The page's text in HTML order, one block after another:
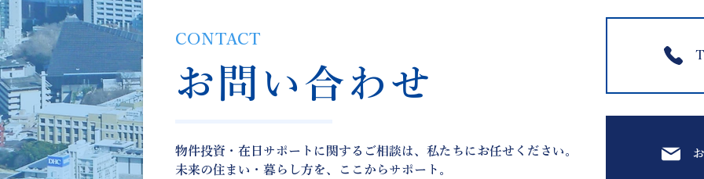
CONTACT
お問い合わせ
物件投資・在日サポートに関するご相談は、私たちにお任せください。
未来の住まい・暮らし方を、ここからサポート。